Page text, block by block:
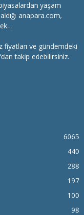
yaşam
anapara.com,
ve gündemdeki
takip edebilirsiniz.
6065
440
288
197
100
98